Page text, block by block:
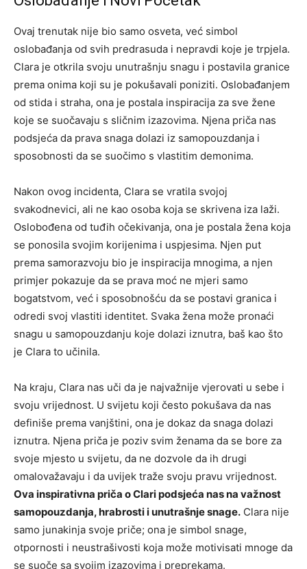
Ovaj trenutak nije bio samo osveta, već simbol
oslobađanja od svih predrasuda i nepravdi koje je trpjela.
Clara je otkrila svoju unutrašnju snagu i postavila granice
prema onima koji su je pokušavali poniziti. Oslobađanjem
od stida i straha, ona je postala inspiracija za sve žene
koje se suočavaju s sličnim izazovima. Njena priča nas
podsjeća da prava snaga dolazi iz samopouzdanja i
sposobnosti da se suočimo s vlastitim demonima.
Nakon ovog incidenta, Clara se vratila svojoj
svakodnevici, ali ne kao osoba koja se skrivena iza laži.
Oslobođena od tuđih očekivanja, ona je postala žena koja
se ponosila svojim korijenima i uspjesima. Njen put
prema samorazvoju bio je inspiracija mnogima, a njen
primjer pokazuje da se prava moć ne mjeri samo
bogatstvom, već i sposobnošću da se postavi granica i
odredi svoj vlastiti identitet. Svaka žena može pronaći
snagu u samopouzdanju koje dolazi iznutra, baš kao što
je Clara to učinila.
Na kraju, Clara nas uči da je najvažnije vjerovati u sebe i
svoju vrijednost. U svijetu koji često pokušava da nas
definiše prema vanjštini, ona je dokaz da snaga dolazi
iznutra. Njena priča je poziv svim ženama da se bore za
svoje mjesto u svijetu, da ne dozvole da ih drugi
omalovažavaju i da uvijek traže svoju pravu vrijednost.
Ova inspirativna priča o Clari podsjeća nas na važnost
samopouzdanja, hrabrosti i unutrašnje snage. Clara nije
samo junakinja svoje priče; ona je simbol snage,
otpornosti i neustrašivosti koja može motivisati mnoge da
se suoče sa svojim izazovima i preprekama.